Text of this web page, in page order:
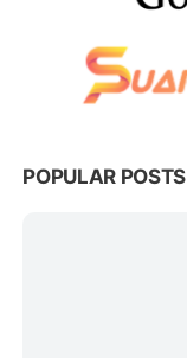
POPULAR POSTS